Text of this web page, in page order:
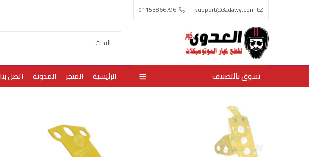
support@3adawy.com
01153866796
تسوق بالتصنيف الرئيسية المتجر المدونة اتصل بنا